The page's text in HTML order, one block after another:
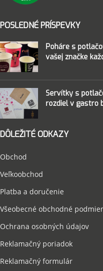
POSLEDNÉ PRÍSPEVKY
Poháre s
vašej značke
Servítky s
rozdiel v gastro
DÔLEŽITÉ ODKAZY
Obchod
Veľkoobchod
Platba a doručenie
Všeobecné obchodné
Ochrana osobných údajov
Reklamačný poriadok
Reklamačný formulár